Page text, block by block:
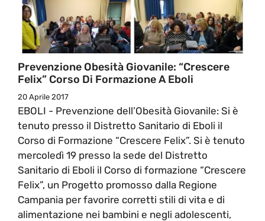
Prevenzione Obesità Giovanile: “Crescere
Felix” Corso Di Formazione A Eboli
20 Aprile 2017
EBOLI - Prevenzione dell’Obesità Giovanile: Si è
tenuto presso il Distretto Sanitario di Eboli il
Corso di Formazione “Crescere Felix”. Si è tenuto
mercoledì 19 presso la sede del Distretto
Sanitario di Eboli il Corso di formazione “Crescere
Felix”, un Progetto promosso dalla Regione
Campania per favorire corretti stili di vita e di
alimentazione nei bambini e negli adolescenti,